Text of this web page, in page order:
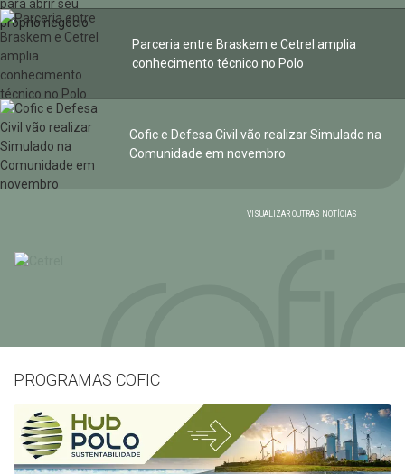
Parceria entre Braskem e Cetrel amplia
conhecimento técnico no Polo
Cofic e Defesa Civil vão realizar Simulado na
Comunidade em novembro
VISUALIZAR OUTRAS NOTÍCIAS
PROGRAMAS COFIC